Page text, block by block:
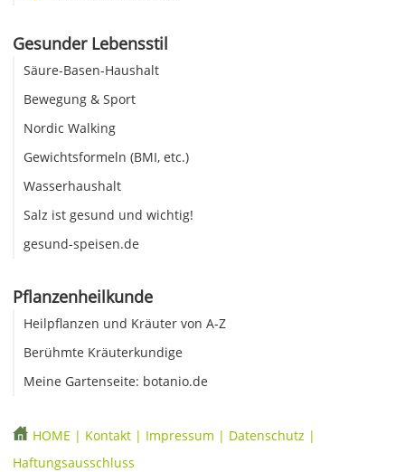
Gesunder Lebensstil
Säure-Basen-Haushalt
Bewegung & Sport
Nordic Walking
Gewichtsformeln (BMI, etc.)
Wasserhaushalt
Salz ist gesund und wichtig!
gesund-speisen.de
Pflanzenheilkunde
Heilpflanzen und Kräuter von A-Z
Berühmte Kräuterkundige
Meine Gartenseite: botanio.de
HOME | Kontakt | Impressum | Datenschutz |
Haftungsausschluss